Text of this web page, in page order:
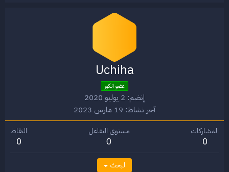
Uchiha
عضو انكور
إنضم 2 يوليو 2020
آخر نشاط 19 مارس 2023
المشاركات
0
مستوى التفاعل
0
النقاط
0
البحث